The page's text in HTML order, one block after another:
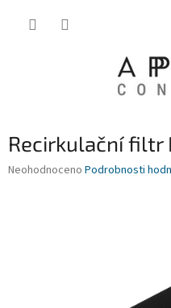
Recirkulační filtr
Průměrné
Neohodnoceno Podrobnosti